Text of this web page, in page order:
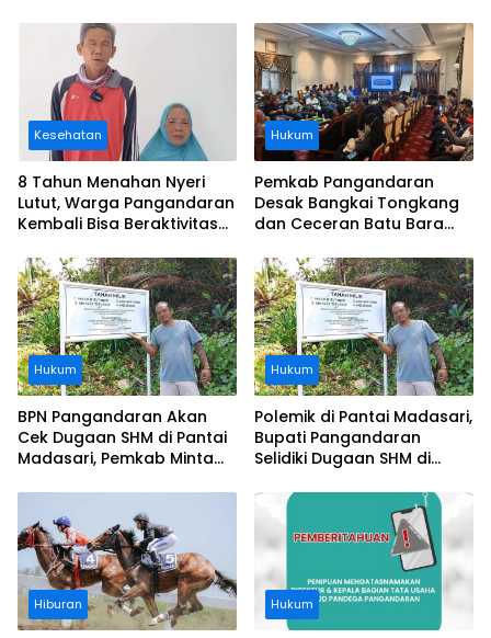
Kesehatan
8 Tahun Menahan Nyeri
Lutut, Warga Pangandaran
Kembali Bisa Beraktivitas
Ditanggung BPJS
Hukum
Pemkab Pangandaran
Desak Bangkai Tongkang
dan Ceceran Batu Bara
Buruknya Koordinasi
Perusahaan
Hukum
BPN Pangandaran Akan
Cek Dugaan SHM di Pantai
Madasari, Pemkab Minta
Hukum
Polemik di Pantai Madasari,
Bupati Pangandaran
Selidiki Dugaan SHM di
Pantai
Hiburan Hukum